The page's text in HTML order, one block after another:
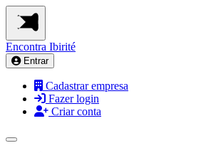
Encontra Ibirité
Entrar
Cadastrar empresa
Fazer login
Criar conta